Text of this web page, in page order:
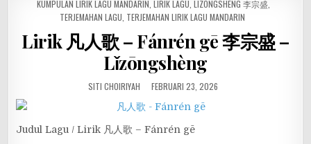
POSTED
KUMPULAN LIRIK LAGU MANDARIN LIRIK LAGU LIZONGSHENG 李宗盛
TERJEMAHAN LAGU TERJEMAHAN LIRIK LAGU MANDARIN
Lirik 凡人歌 – Fánrén gē 李宗盛 –
Lǐzōngshèng
SITI CHOIRIYAH FEBRUARI 23, 2026
Judul Lagu / Lirik 凡人歌 – Fánrén gē